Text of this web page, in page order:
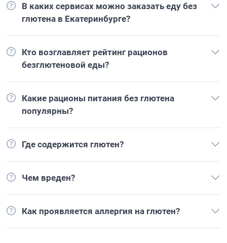
В каких сервисах можно заказать еду без
глютена в Екатеринбурге?
Кто возглавляет рейтинг рационов
безглютеновой еды?
Какие рационы питания без глютена
популярны?
Где содержится глютен?
Чем вреден?
Как проявляется аллергия на глютен?